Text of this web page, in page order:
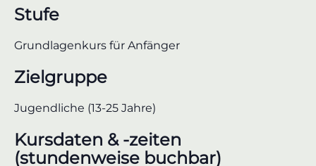
Stufe
Grundlagenkurs für Anfänger
Zielgruppe
Jugendliche (13-25 Jahre)
Kursdaten & -zeiten
(stundenweise buchbar)